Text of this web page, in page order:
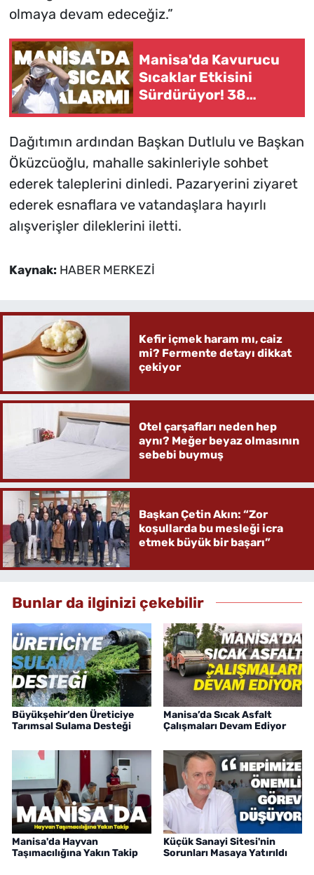
olmaya devam edeceğiz.”
Manisa'da Kavurucu
Sıcaklar Etkisini
Sürdürüyor! 38
Dağıtımın ardından Başkan Dutlulu ve Başkan
Öküzcüoğlu, mahalle sakinleriyle sohbet
ederek taleplerini dinledi. Pazaryerini ziyaret
ederek esnaflara ve vatandaşlara hayırlı
alışverişler dileklerini iletti.
Kaynak: HABER MERKEZİ
Kefir içmek haram mı, caiz
mi? Fermente detayı dikkat
çekiyor
Otel çarşafları neden hep
aynı? Meğer beyaz olmasının
sebebi buymuş
Başkan Çetin Akın: “Zor
koşullarda bu mesleği icra
etmek büyük bir başarı”
Bunlar da ilginizi çekebilir
Büyükşehir’den Üreticiye
Tarımsal Sulama Desteği
Manisa’da Sıcak Asfalt
Çalışmaları Devam Ediyor
Manisa'da Hayvan
Taşımacılığına Yakın Takip
Küçük Sanayi Sitesi'nin
Sorunları Masaya Yatırıldı